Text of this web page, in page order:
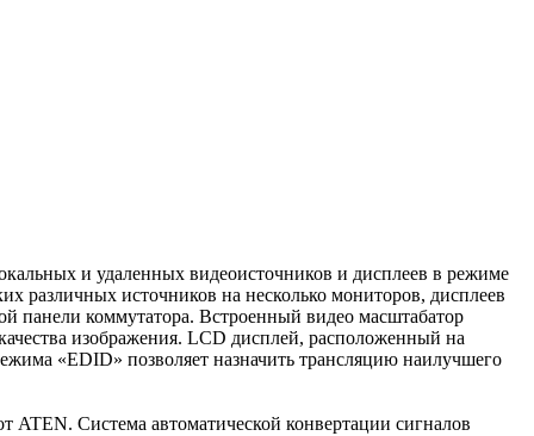
и удаленных видеоисточников и дисплеев в режиме
различных источников на несколько мониторов, дисплеев
панели коммутатора. Встроенный видео масштабатор
изображения. LCD дисплей, расположенный на
«EDID» позволяет назначить трансляцию наилучшего
Система автоматической конвертации сигналов